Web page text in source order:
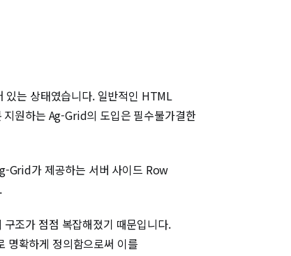
있는 상태였습니다. 일반적인 HTML
원하는 Ag-Grid의 도입은 필수불가결한
Grid가 제공하는 서버 사이드 Row
조가 점점 복잡해졌기 때문입니다.
명확하게 정의함으로써 이를